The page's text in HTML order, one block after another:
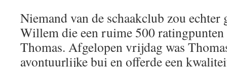
Niemand van de schaakclub zou echter
Willem die een ruime 500
Thomas. Afgelopen vrijdag was
avontuurlijke bui en offerde een